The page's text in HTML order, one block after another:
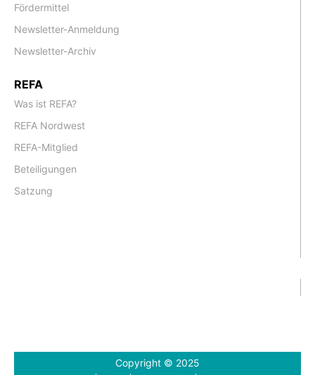
Fördermittel
Newsletter-Anmeldung
Newsletter-Archiv
REFA
Was ist REFA?
REFA Nordwest
REFA-Mitglied
Beteiligungen
Satzung
Copyright © 2025